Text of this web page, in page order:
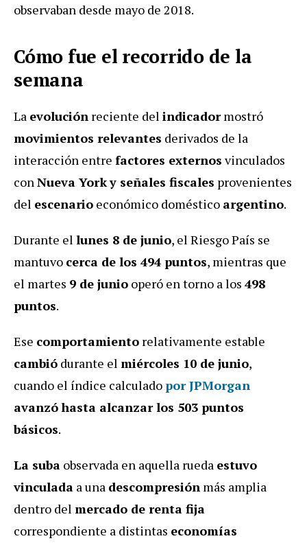
observaban desde mayo de 2018.
Cómo fue el recorrido de la
semana
La evolución reciente del indicadormostró
movimientos relevantes derivados de la
interacción entre factores externos vinculados
conNueva Yorky señales fiscales provenientes
del escenario económico doméstico argentino.
Durante el lunes 8 de junio, el Riesgo País se
mantuvo cerca de los 494 puntos, mientras que
el martes 9 de junio operó en torno a los 498
puntos.
Ese comportamiento relativamente estable
cambió durante el miércoles 10 de junio,
cuando el índice calculadopor JPMorgan
avanzóhasta alcanzar los 503 puntos
básicos.
La suba observada en aquella rueda estuvo
vinculada a una descompresión más amplia
dentro del mercado de renta fija
correspondiente a distintas economías